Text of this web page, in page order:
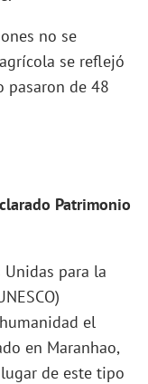
no se
se reflejó
pasaron de 48
Patrimonio
para la
el
en Maranhao,
de este tipo